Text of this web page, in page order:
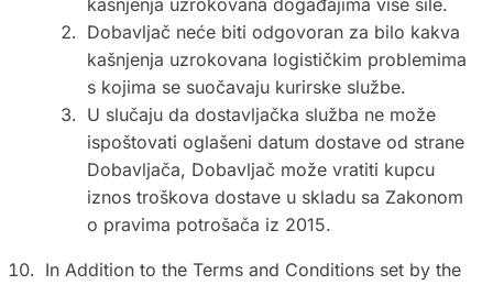
kašnjenja uzrokovana događajima više sile.
Dobavljač neće biti odgovoran za bilo kakva
kašnjenja uzrokovana logističkim problemima
s kojima se suočavaju kurirske službe.
U slučaju da dostavljačka služba ne može
ispoštovati oglašeni datum dostave od strane
Dobavljača, Dobavljač može vratiti kupcu
iznos troškova dostave u skladu sa Zakonom
o pravima potrošača iz 2015.
In Addition to the Terms and Conditions set by the